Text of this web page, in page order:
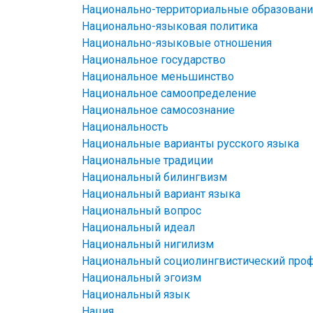
Национально-территориальные
Национально-языковая политика
Национально-языковые отношения
Национальное государство
Национальное меньшинство
Национальное самоопределение
Национальное самосознание
Национальность
Национальные варианты русского языка
Национальные традиции
Национальный билингвизм
Национальный вариант языка
Национальный вопрос
Национальный идеал
Национальный нигилизм
Национальный социолингвистический
Национальный эгоизм
Национальный язык